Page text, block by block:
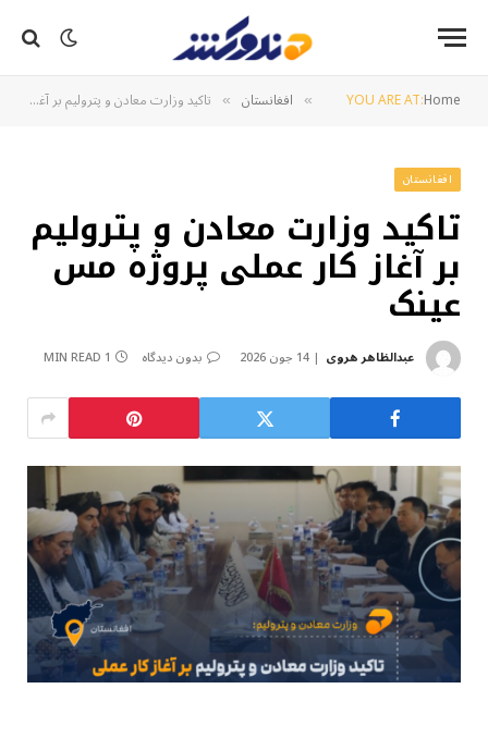
YOU ARE AT:Home
» افغانستان » تاکید وزارت معادن و پترولیم بر آغاز کار عملی پروژه مس عینک
افغانستان
تاکید وزارت معادن و پترولیم
بر آغاز کار عملی پروژه مس
عینک
عبدالظاهر هروی 14 جون 2026 بدون دیدگاه 1 MIN READ